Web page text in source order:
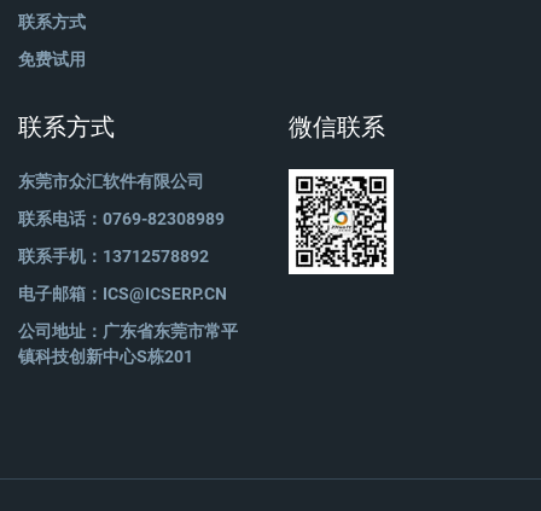
联系方式
免费试用
联系方式
东莞市众汇软件有限公司
联系电话：0769-82308989
联系手机：13712578892
电子邮箱：ICS@ICSERP.CN
公司地址：广东省东莞市常平
镇科技创新中心S栋201
微信联系